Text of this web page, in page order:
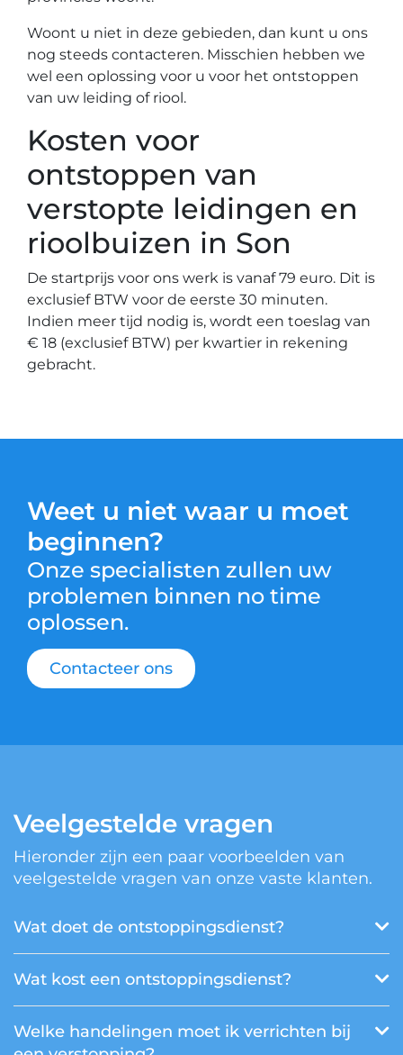
Woont u niet in deze gebieden, dan kunt u ons
nog steeds contacteren. Misschien hebben we
wel een oplossing voor u voor het ontstoppen
van uw leiding of riool.
Kosten voor
ontstoppen van
verstopte leidingen en
rioolbuizen in Son
De startprijs voor ons werk is vanaf 79 euro. Dit is
exclusief BTW voor de eerste 30 minuten.
Indien meer tijd nodig is, wordt een toeslag van
€ 18 (exclusief BTW) per kwartier in rekening
gebracht.
Weet u niet waar u moet
beginnen?
Onze specialisten zullen uw
problemen binnen no time
oplossen.
Contacteer ons
Veelgestelde vragen
Hieronder zijn een paar voorbeelden van
veelgestelde vragen van onze vaste klanten.
Wat doet de ontstoppingsdienst?
Wat kost een ontstoppingsdienst?
Welke handelingen moet ik verrichten bij